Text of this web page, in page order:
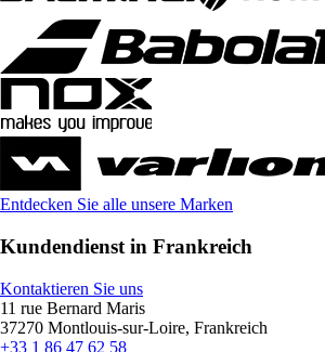
Entdecken Sie alle unsere Marken
Kundendienst in Frankreich
Kontaktieren Sie uns
11 rue Bernard Maris
37270 Montlouis-sur-Loire, Frankreich
+33 1 86 47 62 58